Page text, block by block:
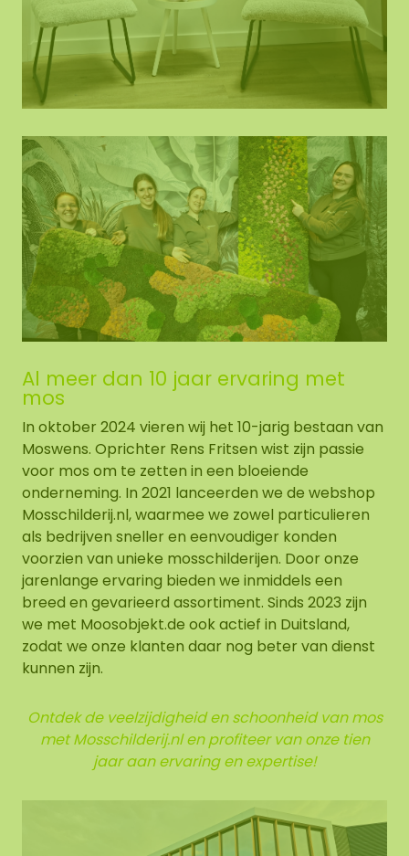
Al meer dan 10 jaar ervaring met
mos
In oktober 2024 vieren wij het 10-jarig bestaan van
Moswens. Oprichter Rens Fritsen wist zijn passie
voor mos om te zetten in een bloeiende
onderneming. In 2021 lanceerden we de webshop
Mosschilderij.nl, waarmee we zowel particulieren
als bedrijven sneller en eenvoudiger konden
voorzien van unieke mosschilderijen. Door onze
jarenlange ervaring bieden we inmiddels een
breed en gevarieerd assortiment. Sinds 2023 zijn
we met Moosobjekt.de ook actief in Duitsland,
zodat we onze klanten daar nog beter van dienst
kunnen zijn.
Ontdek de veelzijdigheid en schoonheid van mos
met Mosschilderij.nl en profiteer van onze tien
jaar aan ervaring en expertise!